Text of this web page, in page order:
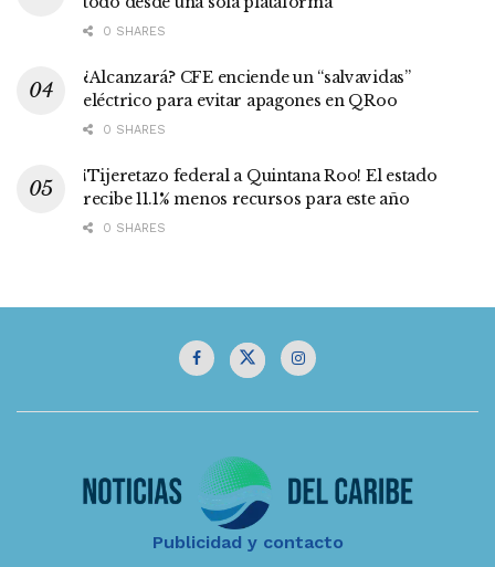
0 SHARES
¿Alcanzará? CFE enciende un “salvavidas”
eléctrico para evitar apagones en QRoo
0 SHARES
¡Tijeretazo federal a Quintana Roo! El estado
recibe 11.1% menos recursos para este año
0 SHARES
Publicidad y contacto